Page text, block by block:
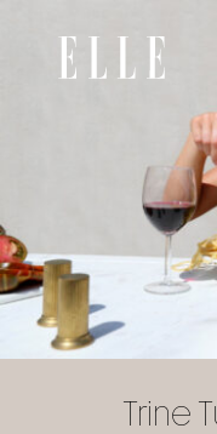
Trine